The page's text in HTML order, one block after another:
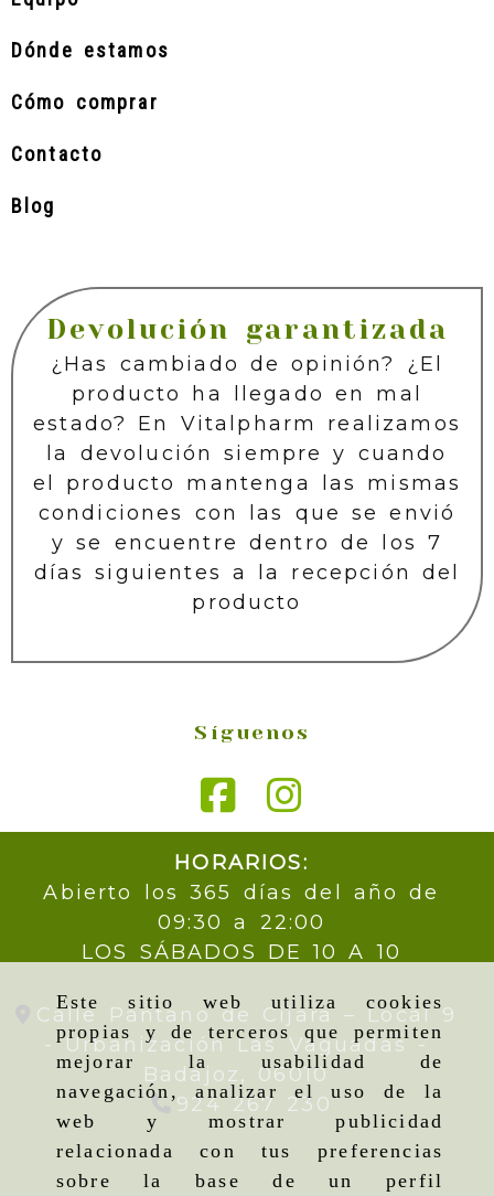
Este sitio web utiliza cookies
propias y de terceros que permiten
mejorar la usabilidad de
navegación, analizar el uso de la
web y mostrar publicidad
relacionada con tus preferencias
sobre la base de un perfil
Dónde estamos
Cómo comprar
Contacto
Blog
Devolución garantizada
¿Has cambiado de opinión? ¿El
producto ha llegado en mal
estado? En Vitalpharm realizamos
la devolución siempre y cuando
el producto mantenga las mismas
condiciones con las que se envió
y se encuentre dentro de los 7
días siguientes a la recepción del
producto
Síguenos
HORARIOS:
Abierto los 365 días del año de
09:30 a 22:00
LOS SÁBADOS DE 10 A 10
Calle Pantano de Cijara – Local 9
- Urbanización Las Vaguadas -
Badajoz, 06010
924 267 230